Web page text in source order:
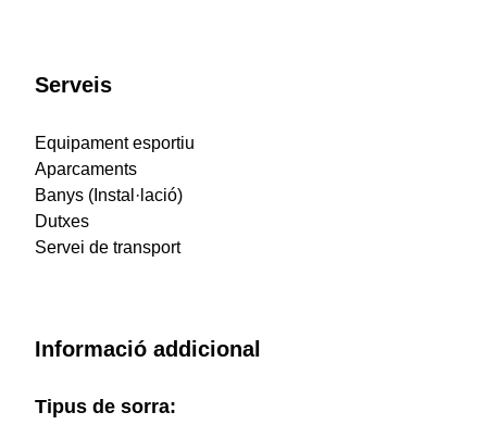
Serveis
Equipament esportiu
Aparcaments
Banys (Instal·lació)
Dutxes
Servei de transport
Informació addicional
Tipus de sorra: